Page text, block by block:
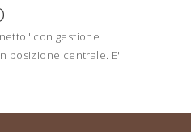
con gestione
posizione centrale. E'